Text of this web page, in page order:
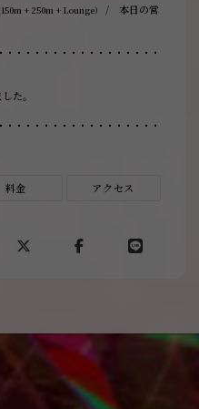
150m + 250m + Lounge） / 本日の営
た。
料金 アクセス